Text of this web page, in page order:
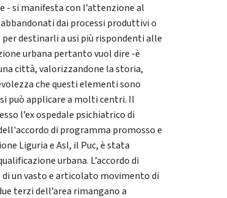
- si manifesta con l’attenzione al
dai processi produttivi o
destinarli a usi più rispondenti alle
urbana pertanto vuol dire -è
città, valorizzandone la storia,
che questi elementi sono
può applicare a molti centri. Il
l’ex ospedale psichiatrico di
di programma promosso e
Liguria e Asl, il Puc, è stata
urbana. L’accordo di
un vasto e articolato movimento di
terzi dell’area rimangano a